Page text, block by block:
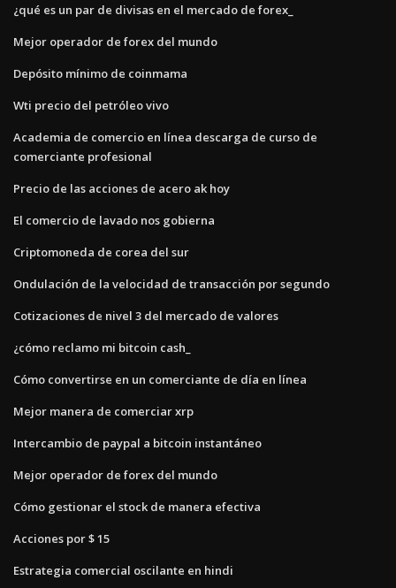
¿qué es un par de divisas en el mercado de forex_
Mejor operador de forex del mundo
Depósito mínimo de coinmama
Wti precio del petróleo vivo
Academia de comercio en línea descarga de curso de
comerciante profesional
Precio de las acciones de acero ak hoy
El comercio de lavado nos gobierna
Criptomoneda de corea del sur
Ondulación de la velocidad de transacción por segundo
Cotizaciones de nivel 3 del mercado de valores
¿cómo reclamo mi bitcoin cash_
Cómo convertirse en un comerciante de día en línea
Mejor manera de comerciar xrp
Intercambio de paypal a bitcoin instantáneo
Mejor operador de forex del mundo
Cómo gestionar el stock de manera efectiva
Acciones por $ 15
Estrategia comercial oscilante en hindi